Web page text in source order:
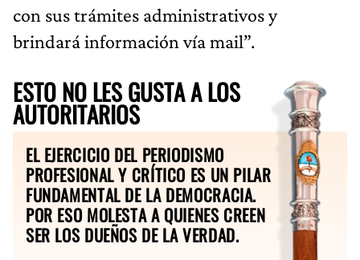
con sus trámites administrativos y
brindará información vía mail”.
ESTO NO LES GUSTA A LOS
AUTORITARIOS
EL EJERCICIO DEL PERIODISMO
PROFESIONAL Y CRÍTICO ES UN PILAR
FUNDAMENTAL DE LA DEMOCRACIA.
POR ESO MOLESTA A QUIENES CREEN
SER LOS DUEÑOS DE LA VERDAD.